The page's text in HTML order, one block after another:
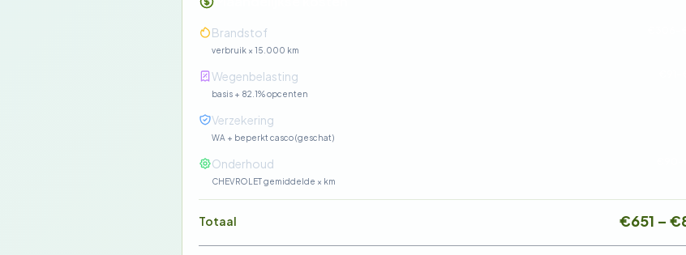
Brandstof
verbruik × 15.000 km
Wegenbelasting
basis + 82.1% opcenten
Verzekering
WA + beperkt casco (geschat)
Onderhoud
CHEVROLET gemiddelde × km
Totaal €651 –